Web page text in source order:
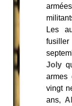
Les
Joly
armes
vingt
ans,